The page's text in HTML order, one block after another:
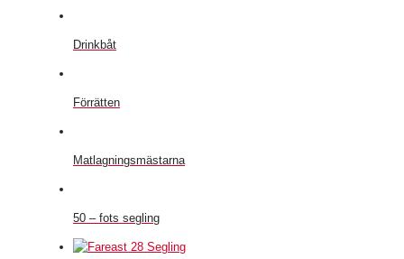
Drinkbåt
Förrätten
Matlagningsmästarna
50 – fots segling